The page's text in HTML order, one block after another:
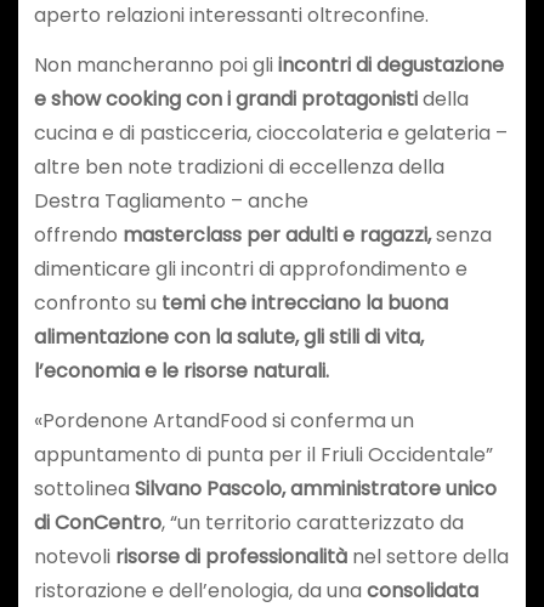
aperto relazioni interessanti oltreconfine.
Non mancheranno poi gliincontri di degustazione
e show cooking con i grandi protagonistidella
cucina e di pasticceria, cioccolateria e gelateria –
altre ben note tradizioni di eccellenza della
Destra Tagliamento – anche
offrendo masterclass per adulti e ragazzi,senza
dimenticare gli incontri di approfondimento e
confronto su temi che intrecciano la buona
alimentazione con la salute, gli stili di vita,
l’economia e le risorse naturali.
«Pordenone ArtandFood si conferma un
appuntamento di punta per il Friuli Occidentale”
sottolinea Silvano Pascolo,amministratore unico
di ConCentro, “un territorio caratterizzato da
notevoli risorse di professionalitànel settore della
ristorazione e dell’enologia, da una consolidata